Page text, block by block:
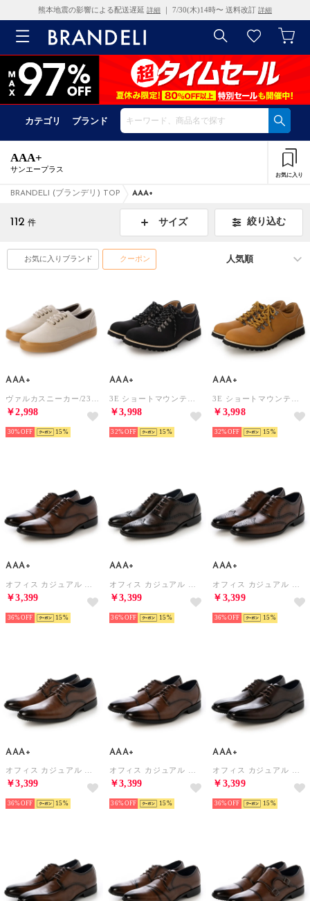
熊本地震の影響による配送遅延 詳細 ｜ 7/30(木)14時〜 送料改訂 詳細
カテゴリ ブランド
AAA+
サンエープラス
お気に入り
BRANDELI (ブランデリ) TOP AAA+
112 件 サイズ 絞り込む
お気に入りブランド クーポン
AAA+
￥2,998
30% 15
AAA+
￥3,998
32% 15
AAA+
￥3,998
32% 15
AAA+
￥3,399
36% 15
AAA+
￥3,399
36% 15
AAA+
￥3,399
36% 15
AAA+
￥3,399
36% 15
AAA+
￥3,399
36% 15
AAA+
￥3,399
36% 15